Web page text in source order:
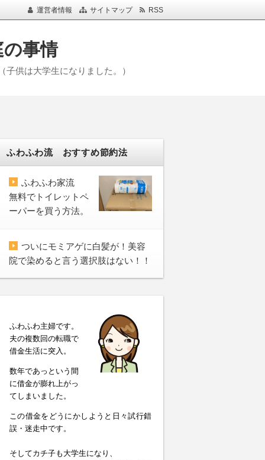
運営者情報 サイトマップ RSS
事情
供は大学生になりました。）
ふわふわ流 おすすめ節約法
ふわふわ家流
無料でトイレットペ
ーパーを買う方法。
ついにモミアゲに白髪が！美容
院で染めると言う選択肢はない！！
ふわふわ主婦です。
夫の複数回の転職で
借金生活に突入。
数年であっという間
に借金が膨れ上がっ
てしまいました。
この借金をどうにかしようと日々試行錯
誤・迷走中です。
そしてカチ子も大学生になり、